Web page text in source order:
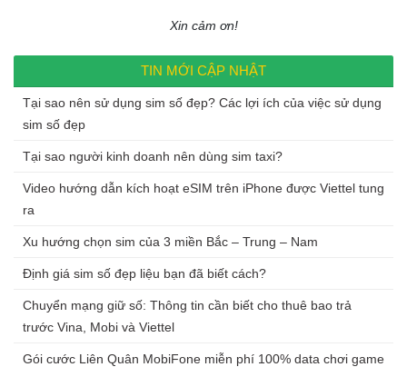
Xin cảm ơn!
TIN MỚI CẬP NHẬT
Tại sao nên sử dụng sim số đẹp? Các lợi ích của việc sử dụng
sim số đẹp
Tại sao người kinh doanh nên dùng sim taxi?
Video hướng dẫn kích hoạt eSIM trên iPhone được Viettel tung
ra
Xu hướng chọn sim của 3 miền Bắc – Trung – Nam
Định giá sim số đẹp liệu bạn đã biết cách?
Chuyển mạng giữ số: Thông tin cần biết cho thuê bao trả
trước Vina, Mobi và Viettel
Gói cước Liên Quân MobiFone miễn phí 100% data chơi game